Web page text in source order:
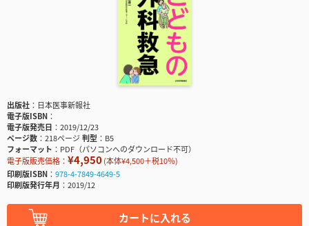
出版社
日本医事新報社
電子版ISBN
電子版発売日
2019/12/23
ページ数
218ページ判型
B5
フォーマット
PDF（パソコンへのダウンロード不可）
電子版販売価格： ¥4,950(本体¥4,500＋税10％)
印刷版ISBN
978-4-7849-4649-5
印刷版発行年月
2019/12
カートに入れる